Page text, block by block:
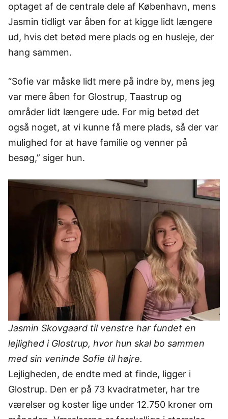
optaget af de centrale dele af København, mens
Jasmin tidligt var åben for at kigge lidt længere
ud, hvis det betød mere plads og en husleje, der
hang sammen.
“Sofie var måske lidt mere på indre by, mens jeg
var mere åben for Glostrup, Taastrup og
områder lidt længere ude. For mig betød det
også noget, at vi kunne få mere plads, så der var
mulighed for at have familie og venner på
besøg,” siger hun.
Jasmin Skovgaard til venstre har fundet en
lejlighed i Glostrup, hvor hun skal bo sammen
med sin veninde Sofie til højre.
Lejligheden, de endte med at finde, ligger i
Glostrup. Den er på 73 kvadratmeter, har tre
værelser og koster lige under 12.750 kroner om